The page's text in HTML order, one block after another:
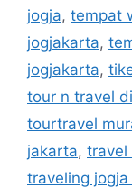
jogja, tempat
jogjakarta,
jogjakarta,
tour n travel
tourtravel
jakarta, travel
traveling jogja